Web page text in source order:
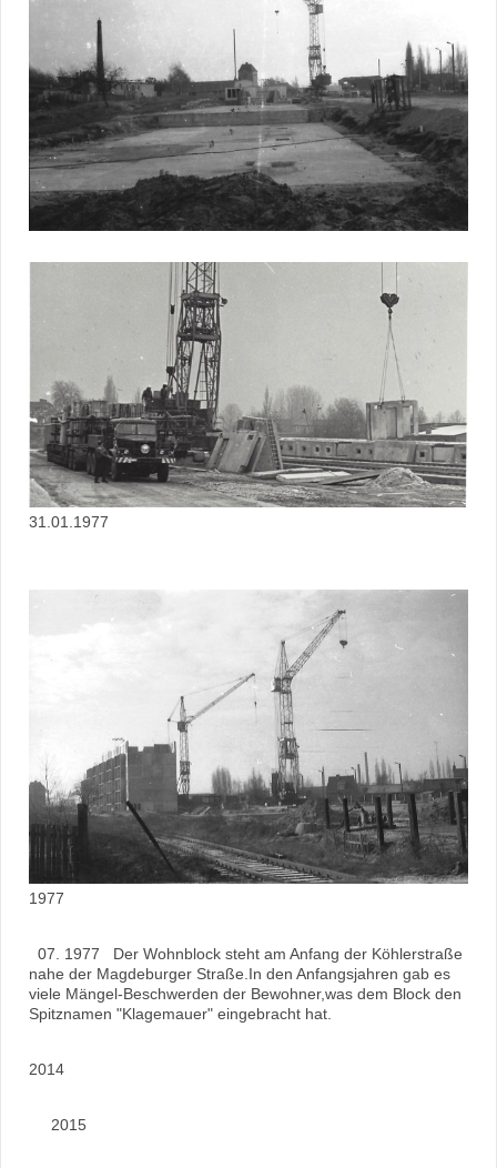
31.01.1977
1977
07. 1977 Der Wohnblock steht am Anfang der Köhlerstraße
nahe der Magdeburger Straße.In den Anfangsjahren gab es
viele Mängel-Beschwerden der Bewohner,was dem Block den
Spitznamen "Klagemauer" eingebracht hat.
2014
2015